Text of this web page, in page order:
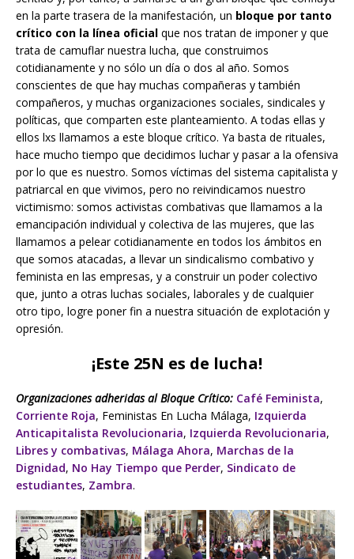
en la parte trasera de la manifestación, un bloque por tanto
crítico con la línea oficial que nos tratan de imponer y que
trata de camuflar nuestra lucha, que construimos
cotidianamente y no sólo un día o dos al año. Somos
conscientes de que hay muchas compañeras y también
compañeros, y muchas organizaciones sociales, sindicales y
políticas, que comparten este planteamiento. A todas ellas y
ellos lxs llamamos a este bloque crítico. Ya basta de rituales,
hace mucho tiempo que decidimos luchar y pasar a la ofensiva
por lo que es nuestro. Somos víctimas del sistema capitalista y
patriarcal en que vivimos, pero no reivindicamos nuestro
victimismo: somos activistas combativas que llamamos a la
emancipación individual y colectiva de las mujeres, que las
llamamos a pelear cotidianamente en todos los ámbitos en
que somos atacadas, a llevar un sindicalismo combativo y
feminista en las empresas, y a construir un poder colectivo
que, junto a otras luchas sociales, laborales y de cualquier
otro tipo, logre poner fin a nuestra situación de explotación y
opresión.
¡Este 25N es de lucha!
Organizaciones adheridas al Bloque Crítico: Café Feminista,
Corriente Roja, Feministas En Lucha Málaga, Izquierda
Anticapitalista Revolucionaria, Izquierda Revolucionaria,
Libres y combativas, Málaga Ahora, Marchas de la
Dignidad, No Hay Tiempo que Perder, Sindicato de
estudiantes, Zambra.